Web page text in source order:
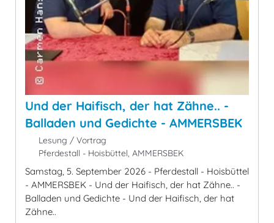
Und der Haifisch, der hat Zähne.. -
Balladen und Gedichte - AMMERSBEK
Lesung / Vortrag
Pferdestall - Hoisbüttel, AMMERSBEK
Samstag, 5. September 2026 - Pferdestall - Hoisbüttel
- AMMERSBEK - Und der Haifisch, der hat Zähne.. -
Balladen und Gedichte - Und der Haifisch, der hat
Zähne..